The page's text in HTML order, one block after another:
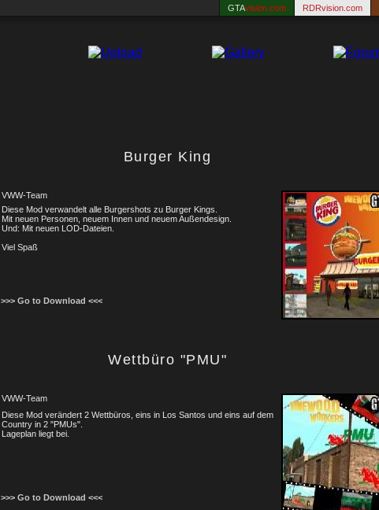
GTAvision.com RDRvision.com
Burger King
VWW-Team
Diese Mod verwandelt alle Burgershots zu Burger Kings.
Mit neuen Personen, neuem Innen und neuem Außendesign.
Und: Mit neuen LOD-Dateien.
Viel Spaß
>>> Go to Download <<<
Wettbüro "PMU"
VWW-Team
Diese Mod verändert 2 Wettbüros, eins in Los Santos und eins auf dem
Country in 2 "PMUs".
Lageplan liegt bei.
>>> Go to Download <<<